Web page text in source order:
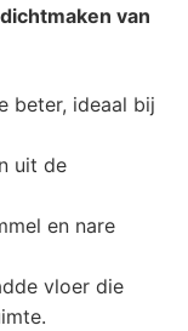
van
beter, ideaal bij
uit de
en nare
vloer die